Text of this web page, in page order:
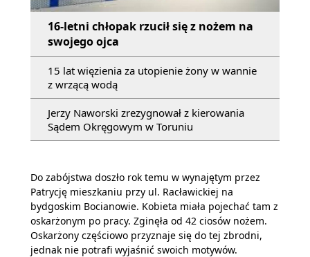
16-letni chłopak rzucił się z nożem na
swojego ojca
15 lat więzienia za utopienie żony w wannie
z wrzącą wodą
Jerzy Naworski zrezygnował z kierowania
Sądem Okręgowym w Toruniu
Do zabójstwa doszło rok temu w wynajętym przez
Patrycję mieszkaniu przy ul. Racławickiej na
bydgoskim Bocianowie. Kobieta miała pojechać tam z
oskarżonym po pracy. Zginęła od 42 ciosów nożem.
Oskarżony częściowo przyznaje się do tej zbrodni,
jednak nie potrafi wyjaśnić swoich motywów.